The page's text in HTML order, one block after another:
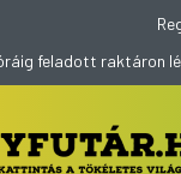
feladott raktáron